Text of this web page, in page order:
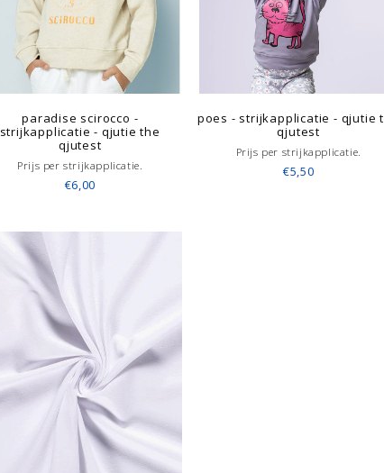
paradise scirocco -
strijkapplicatie - qjutie the
qjutest
Prijs per strijkapplicatie.
€6,00
poes - strijkapplicatie - qjutie
qjutest
Prijs per strijkapplicatie.
€5,50